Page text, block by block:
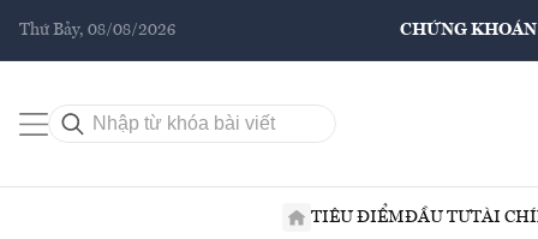
Thứ Bảy, 08/08/2026 CHỨNG KHOÁN
TIÊU ĐIỂMĐẦU TƯTÀI